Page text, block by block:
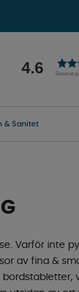
4.6 Baserat
& Sanitet
Varför inte
av fina &